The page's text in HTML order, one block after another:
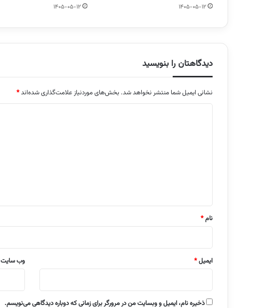
1405-05-12
1405-05-12
دیدگاهتان را بنویسید
نشانی ایمیل شما منتشر نخواهد شد. بخش‌های موردنیاز علامت‌گذاری شده‌اند*
نام*
ایمیل* وب‌ سایت
ذخیره نام، ایمیل و وبسایت من در مرورگر برای زمانی که دوباره دیدگاهی می‌نویسم.